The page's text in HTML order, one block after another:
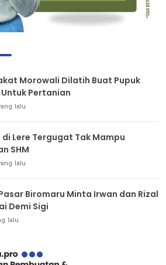
Morowali Dilatih Buat Pupuk
Pertanian
lalu
di Lere Tergugat Tak Mampu
SHM
lalu
Biromaru Minta Irwan dan Rizal
Demi Sigi
lalu